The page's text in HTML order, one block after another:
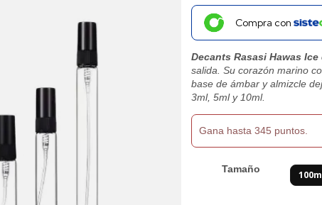
range:
$22,300
through
$345,000
Compra con
Decants Rasasi Hawas Ice
salida. Su corazón marino
base de ámbar y almizcle
3ml, 5ml y 10ml.
Gana hasta 345 puntos.
Tamaño